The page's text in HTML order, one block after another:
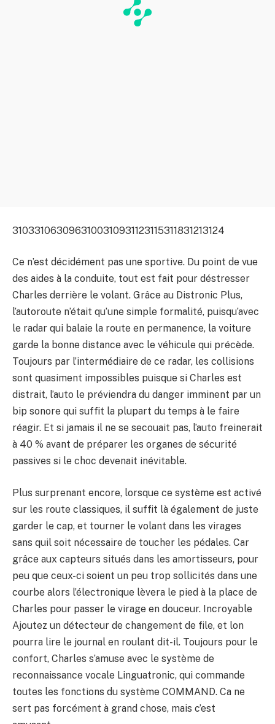
3103310630963100310931123115311831213124
Ce n’est décidément pas une sportive. Du point de vue
des aides à la conduite, tout est fait pour déstresser
Charles derrière le volant. Grâce au Distronic Plus,
l’autoroute n’était qu’une simple formalité, puisqu’avec
le radar qui balaie la route en permanence, la voiture
garde la bonne distance avec le véhicule qui précède.
Toujours par l’intermédiaire de ce radar, les collisions
sont quasiment impossibles puisque si Charles est
distrait, l’auto le préviendra du danger imminent par un
bip sonore qui suffit la plupart du temps à le faire
réagir. Et si jamais il ne se secouait pas, l’auto freinerait
à 40 % avant de préparer les organes de sécurité
passives si le choc devenait inévitable.
Plus surprenant encore, lorsque ce système est activé
sur les route classiques, il suffit là également de juste
garder le cap, et tourner le volant dans les virages
sans quil soit nécessaire de toucher les pédales. Car
grâce aux capteurs situés dans les amortisseurs, pour
peu que ceux-ci soient un peu trop sollicités dans une
courbe alors l’électronique lèvera le pied à la place de
Charles pour passer le virage en douceur. Incroyable
Ajoutez un détecteur de changement de file, et lon
pourra lire le journal en roulant dit-il. Toujours pour le
confort, Charles s’amuse avec le système de
reconnaissance vocale Linguatronic, qui commande
toutes les fonctions du système COMMAND. Ca ne
sert pas forcément à grand chose, mais c’est